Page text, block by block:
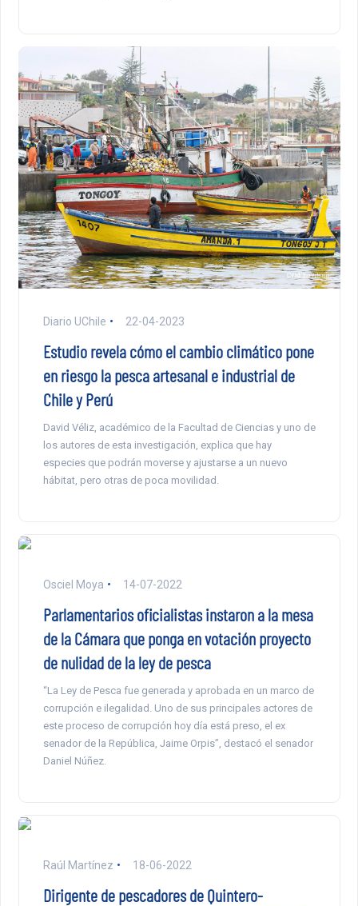
Diario UChile 22-04-2023
Estudio revela cómo el cambio climático pone
en riesgo la pesca artesanal e industrial de
Chile y Perú
David Véliz, académico de la Facultad de Ciencias y uno de
los autores de esta investigación, explica que hay
especies que podrán moverse y ajustarse a un nuevo
hábitat, pero otras de poca movilidad.
Osciel Moya 14-07-2022
Parlamentarios oficialistas instaron a la mesa
de la Cámara que ponga en votación proyecto
de nulidad de la ley de pesca
“La Ley de Pesca fue generada y aprobada en un marco de
corrupción e ilegalidad. Uno de sus principales actores de
este proceso de corrupción hoy día está preso, el ex
senador de la República, Jaime Orpis”, destacó el senador
Daniel Núñez.
Raúl Martínez 18-06-2022
Dirigente de pescadores de Quintero-